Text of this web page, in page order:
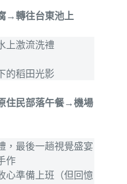
→轉往台東池上
上激流洗禮
的稻田光影
住民部落午餐→機場
，最後一趟視覺盛宴
作
心準備上班（但回憶